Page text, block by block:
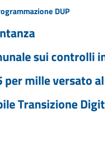
DUP
sui controlli
per mille versato
Transizione